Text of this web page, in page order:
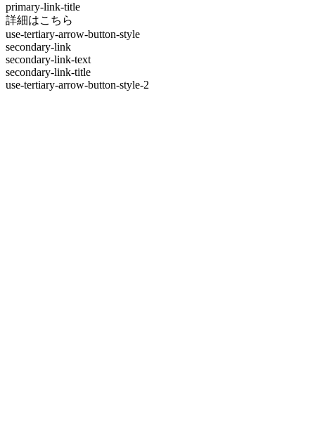
primary-link-title
詳細はこちら
use-tertiary-arrow-button-style
secondary-link
secondary-link-text
secondary-link-title
use-tertiary-arrow-button-style-2